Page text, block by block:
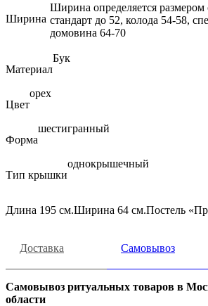
Ширина
Ширина определяется
стандарт до 52, колода 54-58,
домовина 64-70
Материал
Бук
Цвет
орех
Форма
шестигранный
Тип крышки
однокрышечный
Длина 195 см.Ширина 64 см.Постель
Доставка Самовывоз
Самовывоз ритуальных товаров в
области